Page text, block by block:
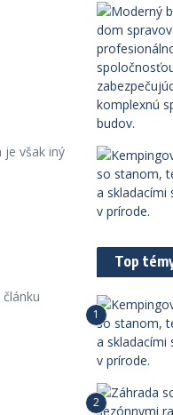
je však iný
Top
1
2